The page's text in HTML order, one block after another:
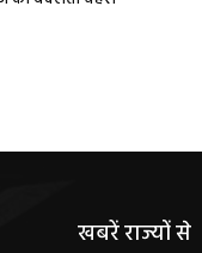
खबरें राज्यों से